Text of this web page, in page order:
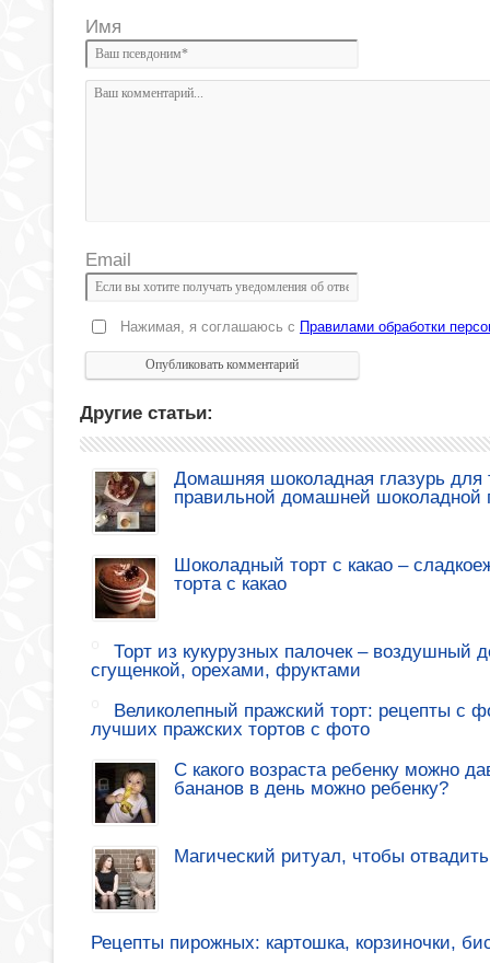
Имя
Email
Нажимая, я соглашаюсь с Правилами обработки
Другие статьи:
Домашняя шоколадная глазурь для
правильной домашней шоколадной
Шоколадный торт с какао –
торта с какао
Торт из кукурузных палочек – воздушный
сгущенкой, орехами, фруктами
Великолепный пражский торт: рецепты с
лучших пражских тортов с фото
С какого возраста ребенку можно
бананов в день можно ребенку?
Магический ритуал, чтобы
Рецепты пирожных: картошка, корзиночки,